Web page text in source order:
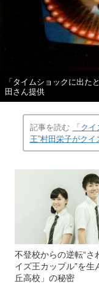
「タイムショックに出
田さん提供
記事を読む
「ク
王”村田栄子がク
不登校からの逆転“さ
イズ王カップル”を生
丘高校」の秘密